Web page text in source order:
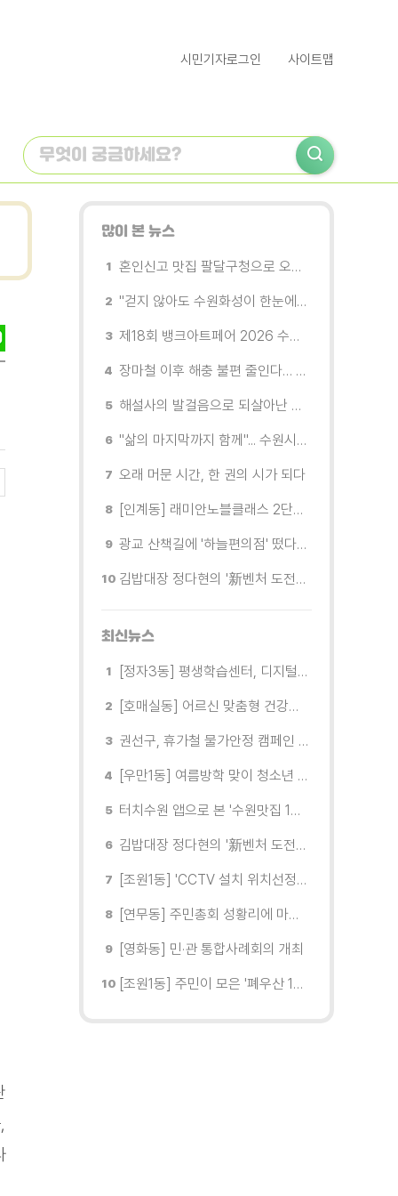
시민기자로그인 사이트맵
많이 본 뉴스
혼인신고 맛집 팔달구청으로 오세요
"걷지 않아도 수원화성이 한눈에"…무장애 관광버스 '수원행차' 타보니
제18회 뱅크아트페어 2026 수원 개막, '나도 그림을 소유한다'
장마철 이후 해충 불편 줄인다… 영통구보건소, 신동수변공원·원천리천 집중 방제
해설사의 발걸음으로 되살아난 수원의 독립운동 역사
"삶의 마지막까지 함께"... 수원시 8개 기관, 어르신 돌봄의 손을 맞잡다
오래 머문 시간, 한 권의 시가 되다
[인계동] 래미안노블클래스 2단지 경로당, 무더위 속 독거노인에게 '따뜻한 한 끼' 대접
광교 산책길에 '하늘편의점' 떴다… 드론배송 시연
김밥대장 정다현의 '新벤처 도전이야기'
최신뉴스
[정자3동] 평생학습센터, 디지털 생활문해교실 개강
[호매실동] 어르신 맞춤형 건강특화사업 「은빛반짝 실버종이공방」 운영
권선구, 휴가철 물가안정 캠페인 전개
[우만1동] 여름방학 맞이 청소년 유해환경 캠페인 실시
터치수원 앱으로 본 '수원맛집 100선'... 장안구 맛집을 찾다
김밥대장 정다현의 '新벤처 도전이야기'
[조원1동] 'CCTV 설치 위치선정협의회' 회의 개최
[연무동] 주민총회 성황리에 마무리
[영화동] 민·관 통합사례회의 개최
[조원1동] 주민이 모은 '폐우산 100개' 수원여대에 1차 전달